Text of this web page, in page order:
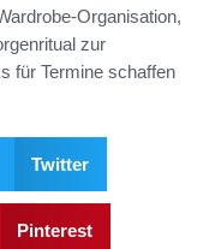
zur
für Termine schaffen
Twitter
Pinterest